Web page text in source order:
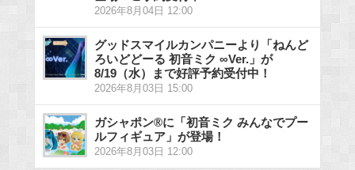
2026年8月04日 12:00
グッドスマイルカンパニーより「ねんど
ろいどどーる 初音ミク ∞Ver.」が
8/19（水）まで好評予約受付中！
2026年8月03日 15:00
ガシャポン®に「初音ミク みんなでプー
ルフィギュア」が登場！
2026年8月03日 12:00